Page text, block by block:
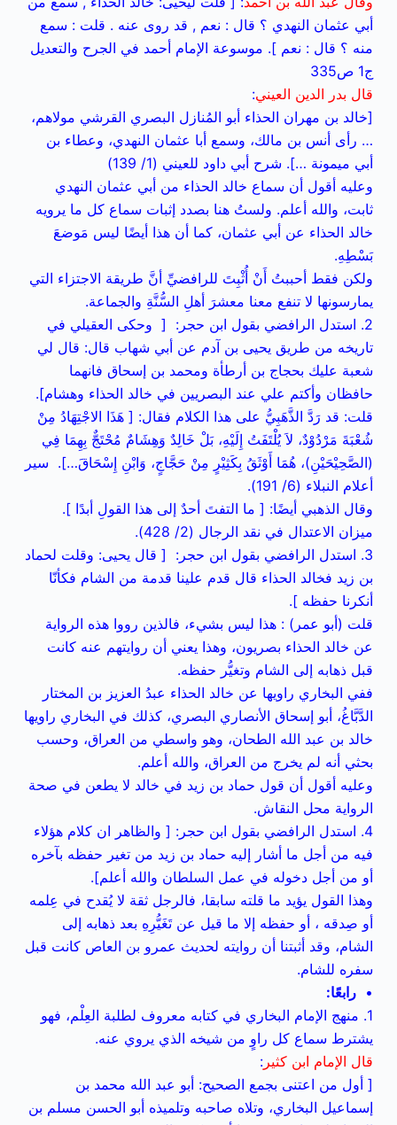
أبي عثمان النهدي ؟ قال : نعم , قد روى عنه . قلت : سمع
منه ؟ قال : نعم ]. موسوعة الإمام أحمد في الجرح والتعديل
ج1 ص335
قال بدر الدين العيني:
[خالد بن مهران الحذاء أبو المُنازل البصري القرشي مولاهم،
… رأى أنس بن مالك، وسمع أبا عثمان النهدي، وعطاء بن
أبي ميمونة …]. شرح أبي داود للعيني (1/ 139)
وعليه أقول أن سماع خالد الحذاء من أبي عثمان النهدي
ثابت، والله أعلم. ولستُ هنا بصدد إثبات سماع كل ما يرويه
خالد الحذاء عن أبي عثمان، كما أن هذا أيضًا ليس مَوضعَ
بَسْطِهِ.
ولكن فقط أحببتُ أَنْ أُثْبِتَ للرافضيِّ أنَّ طريقة الاجتزاء التي
يمارسونها لا تنفع معنا معشرَ أهلِ السُّنَّةِ والجماعة.
2. استدل الرافضي بقول ابن حجر: [ وحكى العقيلي في
تاريخه من طريق يحيى بن آدم عن أبي شهاب قال: قال لي
شعبة عليك بحجاج بن أرطأة ومحمد بن إسحاق فانهما
حافظان وأكتم علي عند البصريين في خالد الحذاء وهشام].
قلت: قد رَدَّ الذَّهَبِيُّ على هذا الكلام فقال: [ هَذَا الاجْتِهَادُ مِنْ
شُعْبَةَ مَرْدُوْدٌ، لاَ يُلْتَفَتُ إِلَيْهِ، بَلْ خَالِدٌ وَهِشَامٌ مُحْتَجٌّ بِهِمَا فِي
(الصَّحِيْحَيْنِ)، هُمَا أَوْثَقُ بِكَثِيْرٍ مِنْ حَجَّاجٍ، وَابْنِ إِسْحَاقَ…]. سير
أعلام النبلاء (6/ 191).
وقال الذهبي أيضًا: [ ما التفتَ أحدٌ إلى هذا القولِ أبدًا ].
ميزان الاعتدال في نقد الرجال (2/ 428).
3. استدل الرافضي بقول ابن حجر: [ قال يحيى: وقلت لحماد
بن زيد فخالد الحذاء قال قدم علينا قدمة من الشام فكأنّا
أنكرنا حفظه ].
قلت (أبو عمر) : هذا ليس بشيء، فالذين رووا هذه الرواية
عن خالد الحذاء بصريون، وهذا يعني أن روايتهم عنه كانت
قبل ذهابه إلى الشام وتغيُّر حفظه.
ففي البخاري راويها عن خالد الحذاء عبدُ العزيز بن المختار
الدَّبَّاغُ، أبو إسحاق الأنصاري البصري، كذلك في البخاري راويها
خالد بن عبد الله الطحان، وهو واسطي من العراق، وحسب
بحثي أنه لم يخرج من العراق، والله أعلم.
وعليه أقول أن قول حماد بن زيد في خالد لا يطعن في صحة
الرواية محل النقاش.
4. استدل الرافضي بقول ابن حجر: [ والظاهر ان كلام هؤلاء
فيه من أجل ما أشار إليه حماد بن زيد من تغير حفظه بآخره
أو من أجل دخوله في عمل السلطان والله أعلم].
وهذا القول يؤيد ما قلته سابقا، فالرجل ثقة لا يُقدح في عِلمه
أو صِدقه ، أو حفظه إلا ما قيل عن تَغَيُّرِهِ بعد ذهابه إلى
الشام، وقد أثبتنا أن روايته لحديث عمرو بن العاص كانت قبل
سفره للشام.
• رابعًا:
1. منهج الإمام البخاري في كتابه معروف لطلبة العِلْم، فهو
يشترط سماع كل راوٍ من شيخه الذي يروي عنه.
قال الإمام ابن كثير :
[ أول من اعتنى بجمع الصحيح: أبو عبد الله محمد بن
إسماعيل البخاري، وتلاه صاحبه وتلميذه أبو الحسن مسلم بن